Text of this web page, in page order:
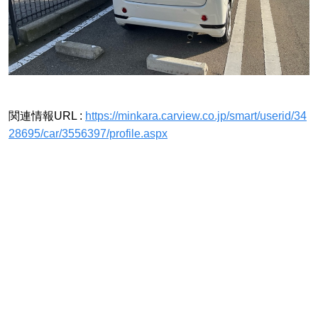
関連情報URL : https://minkara.carview.co.jp/smart/userid/34
28695/car/3556397/profile.aspx